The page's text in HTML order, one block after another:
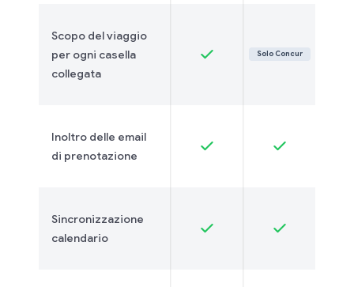
Scopo del viaggio
per ogni casella
collegata
Solo Concur
Inoltro delle email
di prenotazione
Sincronizzazione
calendario